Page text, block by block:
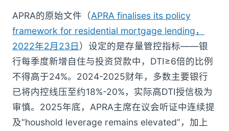
APRA的原始文件（APRA finalises its policy
framework for residential mortgage lending，
2022年2月23日）设定的是存量管控指标——银
行每季度新增自住与投资贷款中，DTI≥6倍的比例
不得高于24%。2024-2025财年，多数主要银行
已将内控线压至约18%-20%，实际高DTI授信极为
审慎。2025年底，APRA主席在议会听证中连续提
及“houshold leverage remains elevated”，加上